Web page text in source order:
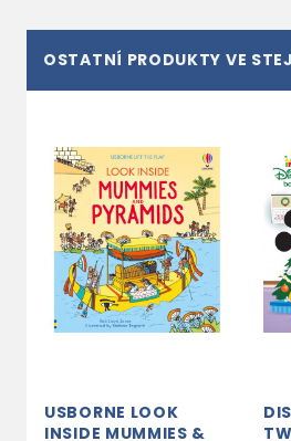
OSTATNÍ PRODUKTY VE
USBORNE LOOK
INSIDE MUMMIES &